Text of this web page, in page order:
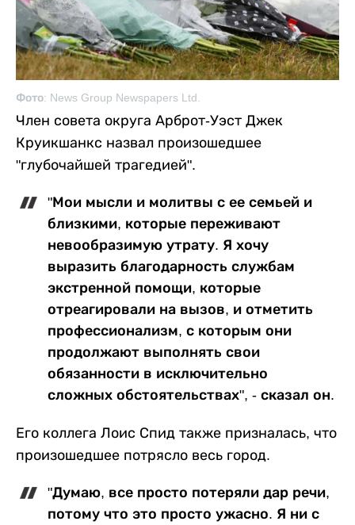
Фото: News Group Newspapers Ltd.
Член совета округа Арброт-Уэст Джек
Круикшанкс назвал произошедшее
"глубочайшей трагедией".
"Мои мысли и молитвы с ее семьей и
близкими, которые переживают
невообразимую утрату. Я хочу
выразить благодарность службам
экстренной помощи, которые
отреагировали на вызов, и отметить
профессионализм, с которым они
продолжают выполнять свои
обязанности в исключительно
сложных обстоятельствах", - сказал он.
Его коллега Лоис Спид также призналась, что
произошедшее потрясло весь город.
"Думаю, все просто потеряли дар речи,
потому что это просто ужасно. Я ни с